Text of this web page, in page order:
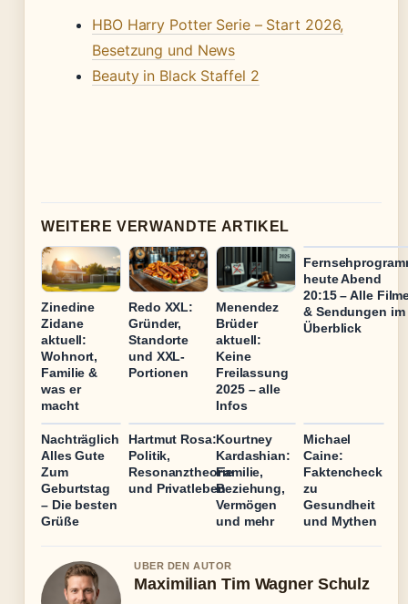
HBO Harry Potter Serie – Start 2026,
Besetzung und News
Beauty in Black Staffel 2
WEITERE VERWANDTE ARTIKEL
Zinedine
Zidane
aktuell:
Wohnort,
Familie &
was er
macht
Redo XXL:
Gründer,
Standorte
und XXL-
Portionen
Menendez
Brüder
aktuell:
Keine
Freilassung
2025 – alle
Infos
heute Abend
20:15 – Alle
& Sendungen im
Überblick
Nachträglich
Alles Gute
Zum
Geburtstag
– Die besten
Grüße
Hartmut Rosa:
Politik,
Resonanztheorie
und Privatleben
Kourtney
Kardashian:
Familie,
Beziehung,
Vermögen
und mehr
Michael
Caine:
Faktencheck
zu
Gesundheit
und Mythen
UBER DEN AUTOR
Maximilian Tim Wagner Schulz